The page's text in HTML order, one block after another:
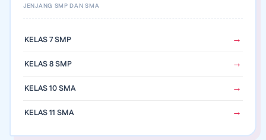
KELAS 7 SMP
KELAS 8 SMP
KELAS 10 SMA
KELAS 11 SMA